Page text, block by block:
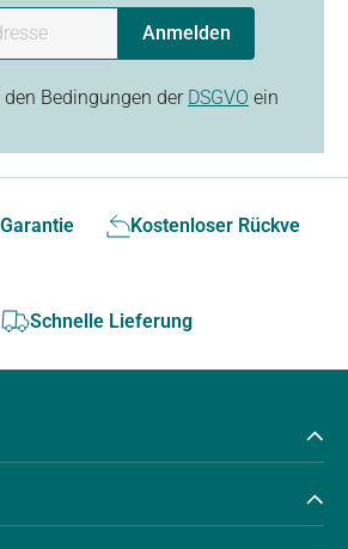
Anmelden
Bedingungen der DSGVO ein
Kostenloser Rückversand
Schnelle Lieferung